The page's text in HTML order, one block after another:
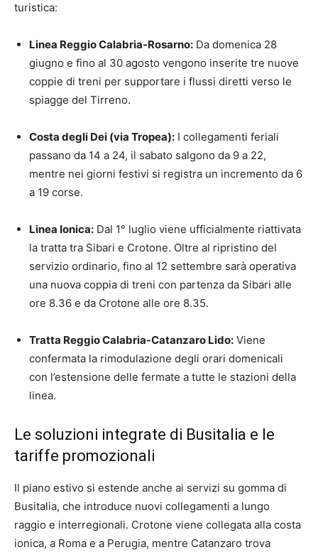
turistica:
Linea Reggio Calabria-Rosarno: Da domenica 28
giugno e fino al 30 agosto vengono inserite tre nuove
coppie di treni per supportare i flussi diretti verso le
spiagge del Tirreno.
Costa degli Dei (via Tropea): I collegamenti feriali
passano da 14 a 24, il sabato salgono da 9 a 22,
mentre nei giorni festivi si registra un incremento da 6
a 19 corse.
Linea Ionica: Dal 1° luglio viene ufficialmente riattivata
la tratta tra Sibari e Crotone. Oltre al ripristino del
servizio ordinario, fino al 12 settembre sarà operativa
una nuova coppia di treni con partenza da Sibari alle
ore 8.36 e da Crotone alle ore 8.35.
Tratta Reggio Calabria-Catanzaro Lido: Viene
confermata la rimodulazione degli orari domenicali
con l’estensione delle fermate a tutte le stazioni della
linea.
Le soluzioni integrate di Busitalia e le
tariffe promozionali
Il piano estivo si estende anche ai servizi su gomma di
Busitalia, che introduce nuovi collegamenti a lungo
raggio e interregionali. Crotone viene collegata alla costa
ionica, a Roma e a Perugia, mentre Catanzaro trova